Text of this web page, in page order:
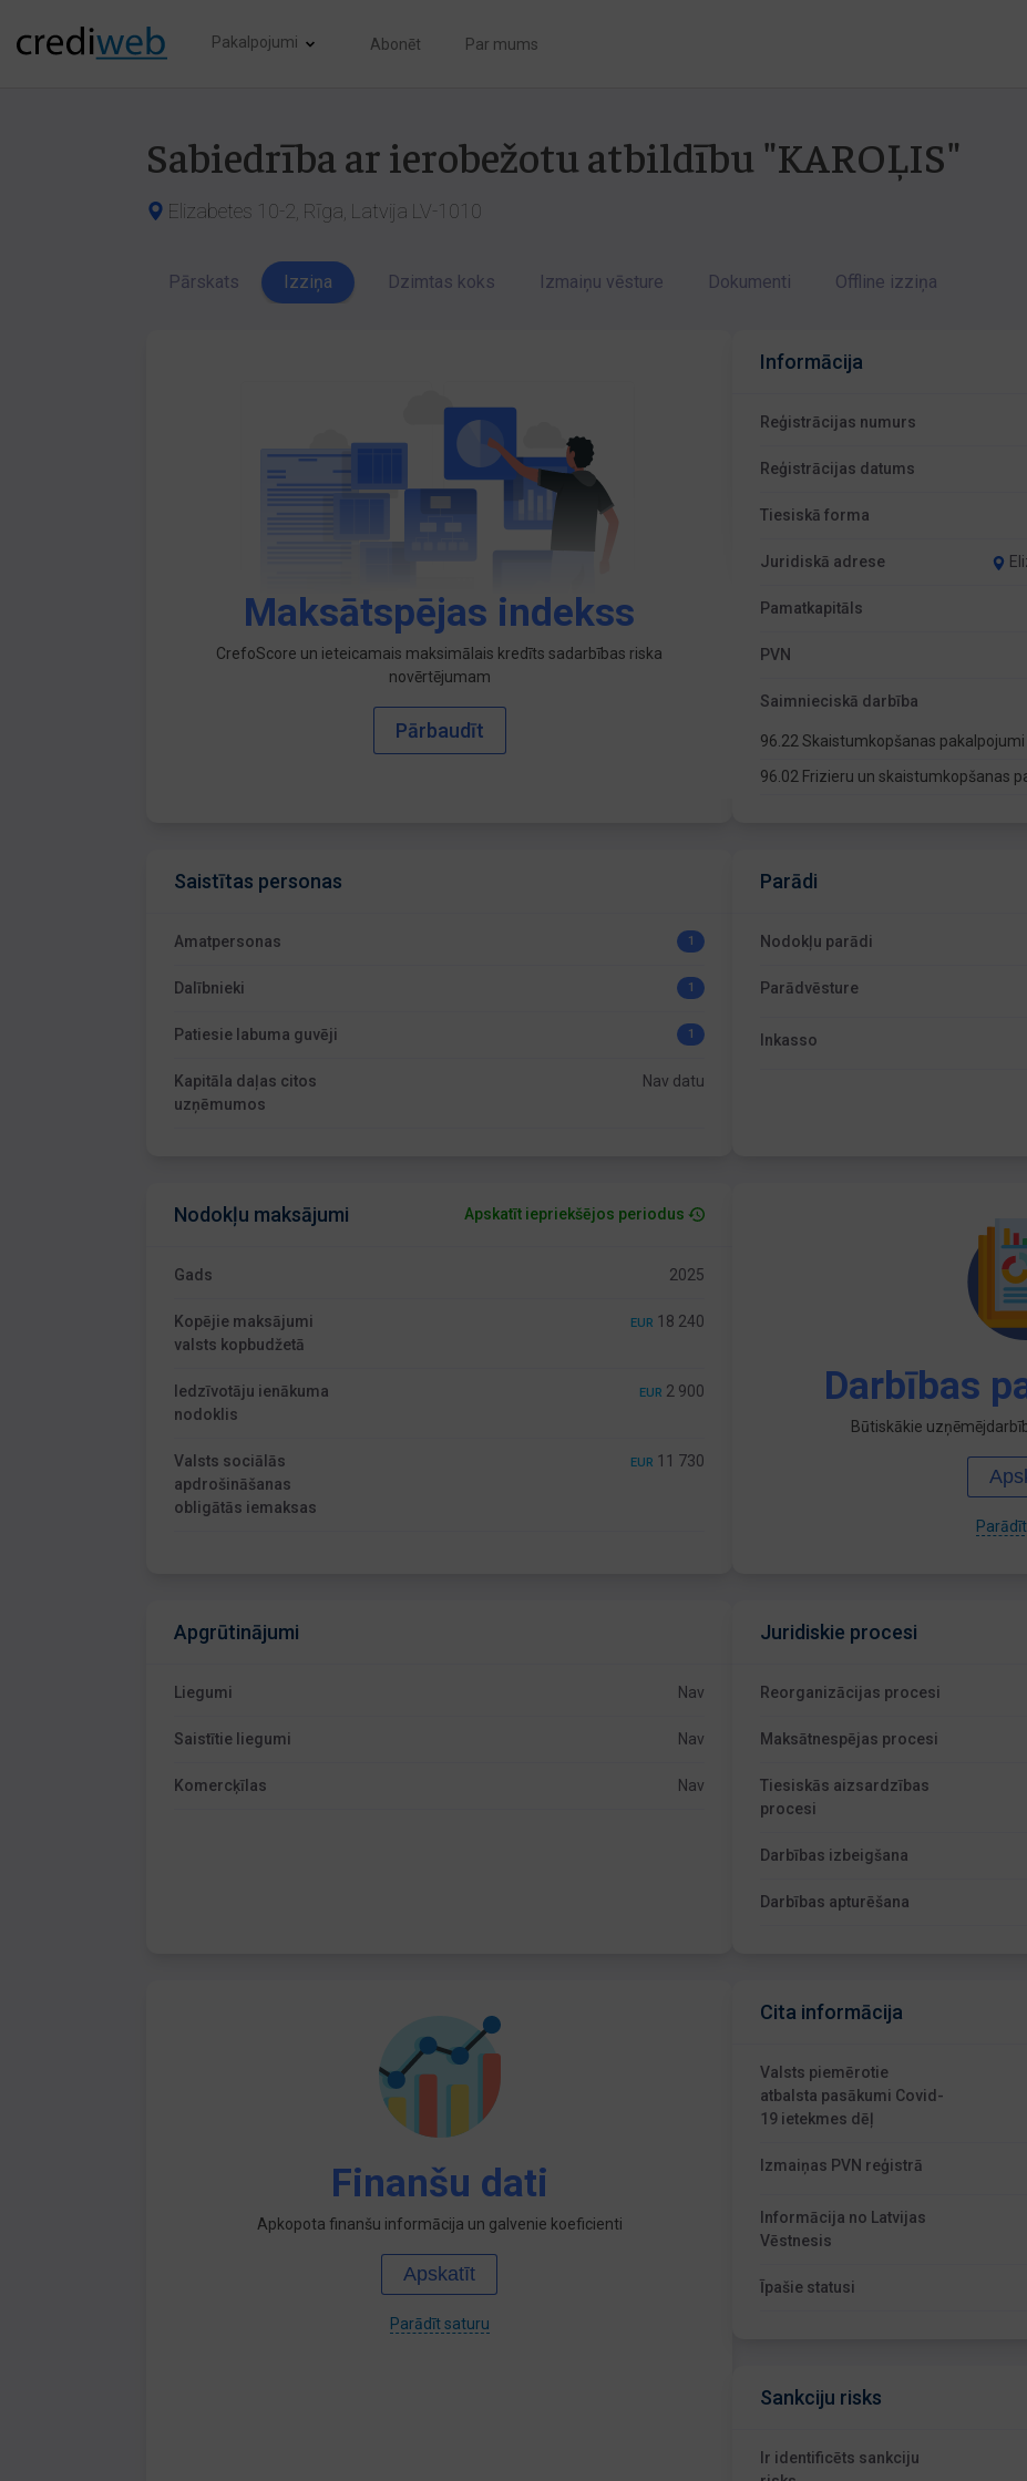
Pakalpojumi Abonēt Par mums
Sabiedrība ar ierobežotu atbildību "KAROĻIS"
Elizabetes 10-2, Rīga, Latvija LV-1010
Pārskats Izziņa Dzimtas koks Izmaiņu vēsture Dokumenti Offline izziņa
Maksātspējas indekss
CrefoScore un ieteicamais maksimālais kredīts sadarbības riska
novērtējumam
Pārbaudīt
Informācija
Reģistrācijas numurs
Reģistrācijas datums
Tiesiskā forma
Juridiskā adrese
Pamatkapitāls
PVN
Saimnieciskā darbība
96.22 Skaistumkopšanas pakalpojumi
96.02 Frizieru un skaistumkopšanas
Saistītas personas
Amatpersonas 1
Dalībnieki 1
Patiesie labuma guvēji 1
Kapitāla daļas citos
uzņēmumos
Nav datu
Parādi
Nodokļu parādi
Parādvēsture
Inkasso
Nodokļu maksājumi Apskatīt iepriekšējos periodus
Gads 2025
Kopējie maksājumi
valsts kopbudžetā
EUR 18 240
Iedzīvotāju ienākuma
nodoklis
EUR 2 900
Valsts sociālās
apdrošināšanas
obligātās iemaksas
EUR 11 730
Darbības
Būtiskākie
Apgrūtinājumi
Liegumi Nav
Saistītie liegumi Nav
Komercķīlas Nav
Juridiskie procesi
Reorganizācijas procesi
Maksātnespējas procesi
Tiesiskās aizsardzības
procesi
Darbības izbeigšana
Darbības apturēšana
Finanšu dati
Apkopota finanšu informācija un galvenie koeficienti
Apskatīt
Parādīt saturu
Cita informācija
Valsts piemērotie
atbalsta pasākumi Covid-
19 ietekmes dēļ
Izmaiņas PVN reģistrā
Informācija no Latvijas
Vēstnesis
Īpašie statusi
Sankciju risks
Ir identificēts sankciju